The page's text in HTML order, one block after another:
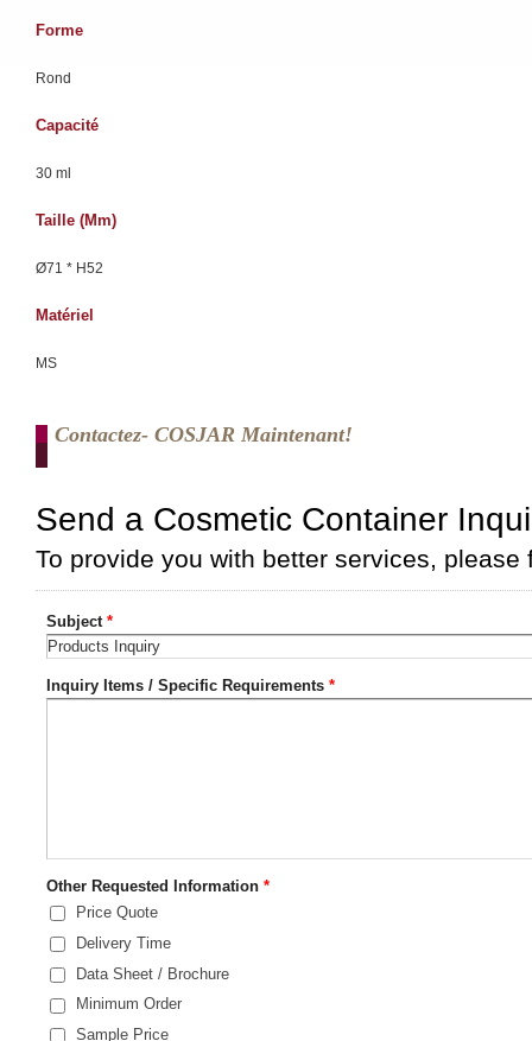
Forme
Rond
Capacité
30 ml
Taille (mm)
Ø71 * H52
Matériel
MS
Contactez- COSJAR Maintenant!